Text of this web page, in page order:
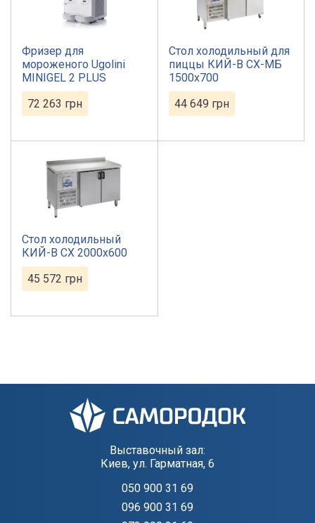
Фризер для
мороженого Ugolini
MINIGEL 2 PLUS
72 263 грн
Стол холодильный для
пиццы КИЙ-В СХ-МБ
1500х700
44 649 грн
Стол холодильный
КИЙ-В СХ 2000х600
45 572 грн
Выставочный зал:
Киев, ул. Гарматная, 6
050 900 31 69
096 900 31 69